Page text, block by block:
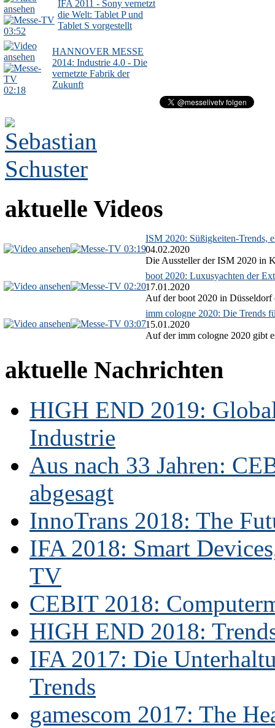
03:52
IFA 2011 - Sony vernetzt
die Welt: Tablet P und
Tablet S vorgestellt
02:18
HANNOVER MESSE
2014: Industrie 4.0 - Die
vernetzte Fabrik der
Zukunft
aktuelle Videos
03:19
ISM 2020: Süßigkeiten-Trends,
04.02.2020
Die Aussteller der ISM 2020 in
02:20
boot 2020: Luxusyachten der
17.01.2020
Auf der boot 2020 in Düsseldorf
03:07
imm cologne 2020: Die Trends
15.01.2020
Auf der imm cologne 2020 gibt
aktuelle Nachrichten
HIGH END 2019:
Industrie
Aus nach 33 Jahren:
abgesagt
InnoTrans 2018: The
IFA 2018: Smart
TV
CEBIT 2018:
HIGH END 2018:
IFA 2017: Die
Trends
gamescom 2017: The